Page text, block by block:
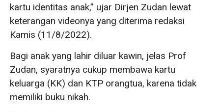
kartu identitas anak,” ujar Dirjen Zudan lewat
keterangan videonya yang diterima redaksi
Kamis (11/8/2022).
Bagi anak yang lahir diluar kawin, jelas Prof
Zudan, syaratnya cukup membawa kartu
keluarga (KK) dan KTP orangtua, karena tidak
memiliki buku nikah.